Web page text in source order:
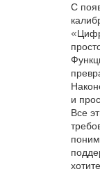
С
и
Все